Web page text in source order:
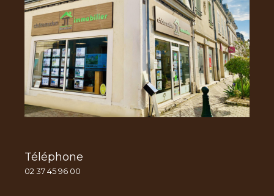
Téléphone
02 37 45 96 00